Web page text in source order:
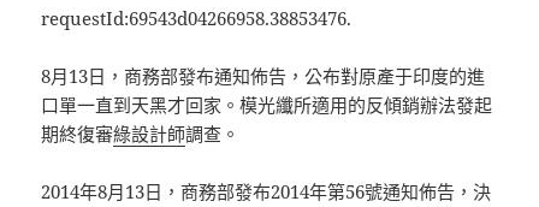
requestId:69543d04266958.38853476.
8月13日，商務部發布通知佈告，公布對原產于印度的進
口單一直到天黑才回家。模光纖所適用的反傾銷辦法發起
期終復審綠設計師調查。
2014年8月13日，商務部發布2014年第56號通知佈告，決